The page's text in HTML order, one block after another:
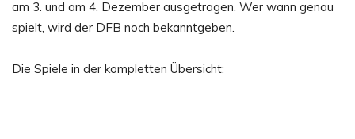
am 3. und am 4. Dezember ausgetragen. Wer wann genau
spielt, wird der DFB noch bekanntgeben.
Die Spiele in der kompletten Übersicht: